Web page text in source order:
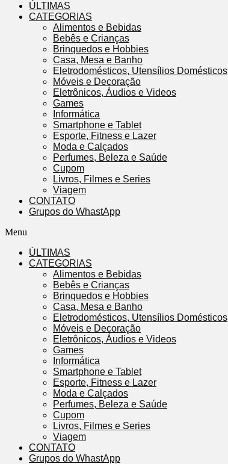
ÚLTIMAS
CATEGORIAS
Alimentos e Bebidas
Bebês e Crianças
Brinquedos e Hobbies
Casa, Mesa e Banho
Eletrodomésticos, Utensílios Domésticos
Móveis e Decoração
Eletrônicos, Áudios e Videos
Games
Informática
Smartphone e Tablet
Esporte, Fitness e Lazer
Moda e Calçados
Perfumes, Beleza e Saúde
Cupom
Livros, Filmes e Series
Viagem
CONTATO
Grupos do WhastApp
Menu
ÚLTIMAS
CATEGORIAS
Alimentos e Bebidas
Bebês e Crianças
Brinquedos e Hobbies
Casa, Mesa e Banho
Eletrodomésticos, Utensílios Domésticos
Móveis e Decoração
Eletrônicos, Áudios e Videos
Games
Informática
Smartphone e Tablet
Esporte, Fitness e Lazer
Moda e Calçados
Perfumes, Beleza e Saúde
Cupom
Livros, Filmes e Series
Viagem
CONTATO
Grupos do WhastApp